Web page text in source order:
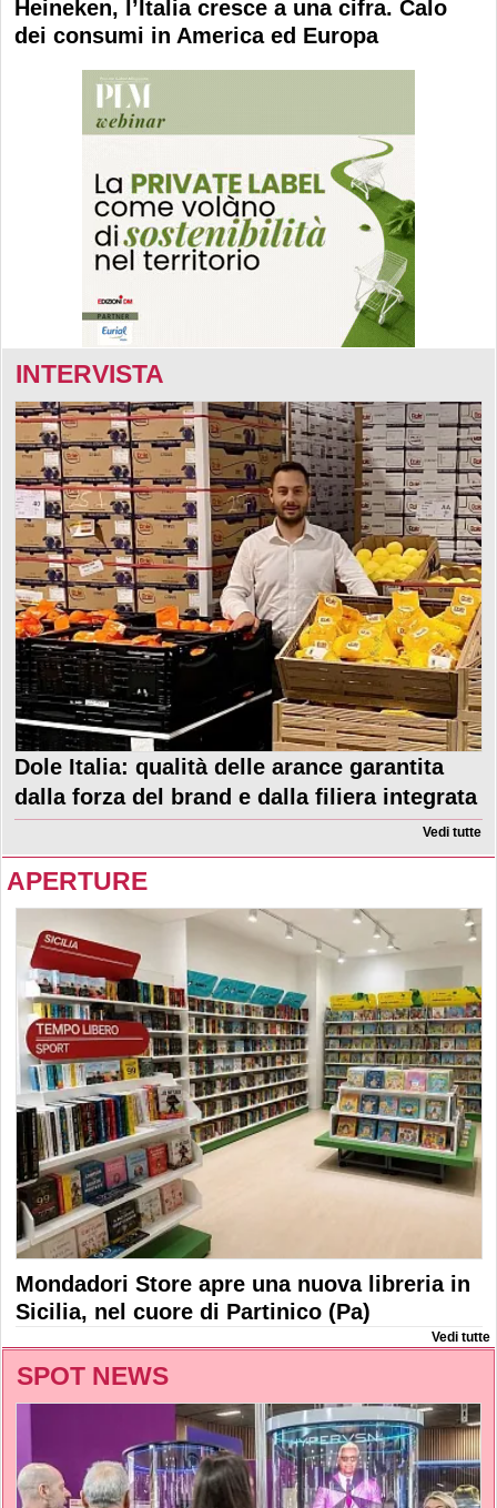
Heineken, l’Italia cresce a una cifra. Calo
dei consumi in America ed Europa
INTERVISTA
Dole Italia: qualità delle arance garantita
dalla forza del brand e dalla filiera integrata
Vedi tutte
APERTURE
Mondadori Store apre una nuova libreria in
Sicilia, nel cuore di Partinico (Pa)
Vedi tutte
SPOT NEWS